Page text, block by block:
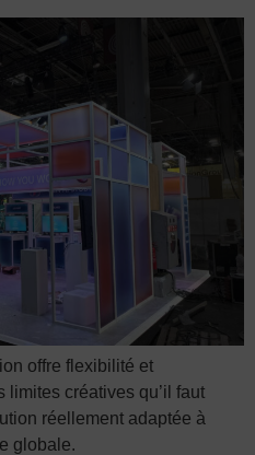
offre flexibilité et
créatives qu’il faut
réellement adaptée à
globale.